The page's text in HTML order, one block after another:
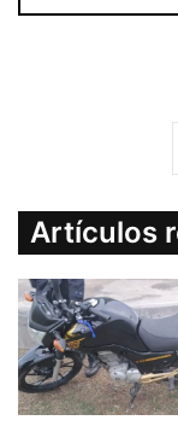
Artículos